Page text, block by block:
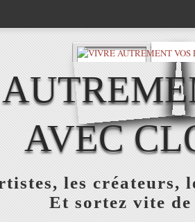
AVEC
les créateurs,
Et sortez vite